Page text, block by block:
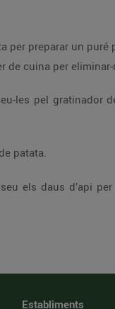
per preparar un puré
cuina per eliminar-
les pel gratinador
patata.
els daus d’api
Establiments